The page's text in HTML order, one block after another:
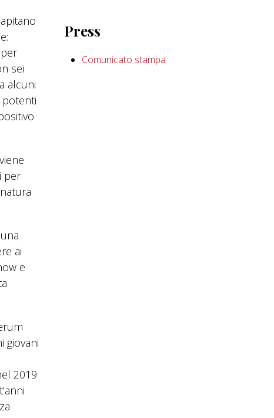
sei
alcuni
potenti
per
ai
e
giovani
2019
Press
Comunicato stampa